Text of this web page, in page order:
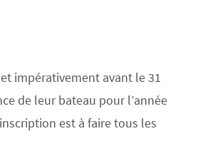
impérativement avant le 31
de leur bateau pour l’année
est à faire tous les